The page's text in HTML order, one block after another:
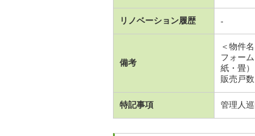
リノベーション履歴 -
備考
＜物件
フォー
紙・畳
販売戸
特記事項 管理人